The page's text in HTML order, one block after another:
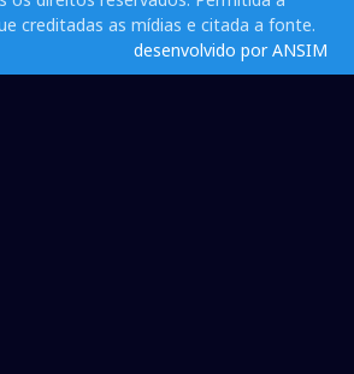
creditadas as mídias e citada a fonte.
desenvolvido por ANSIM